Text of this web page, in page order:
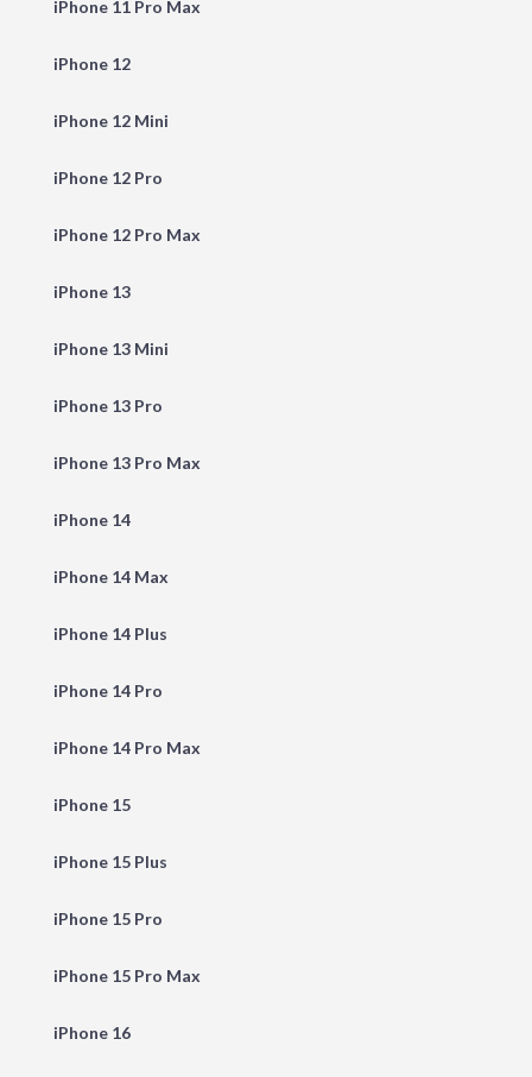
iPhone 11 Pro Max
iPhone 12
iPhone 12 Mini
iPhone 12 Pro
iPhone 12 Pro Max
iPhone 13
iPhone 13 Mini
iPhone 13 Pro
iPhone 13 Pro Max
iPhone 14
iPhone 14 Max
iPhone 14 Plus
iPhone 14 Pro
iPhone 14 Pro Max
iPhone 15
iPhone 15 Plus
iPhone 15 Pro
iPhone 15 Pro Max
iPhone 16